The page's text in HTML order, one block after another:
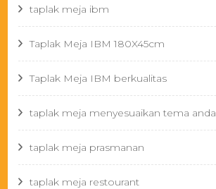
taplak meja ibm
Taplak Meja IBM 180X45cm
Taplak Meja IBM berkualitas
taplak meja menyesuaikan tema anda
taplak meja prasmanan
taplak meja restourant